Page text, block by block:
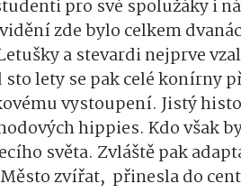
pro své spolužáky i
zde bylo celkem
a stevardi nejprve
sto lety se pak celé konírny
vystoupení. Jistý
hippies. Kdo však
světa. Zvláště pak
zvířat, přinesla do